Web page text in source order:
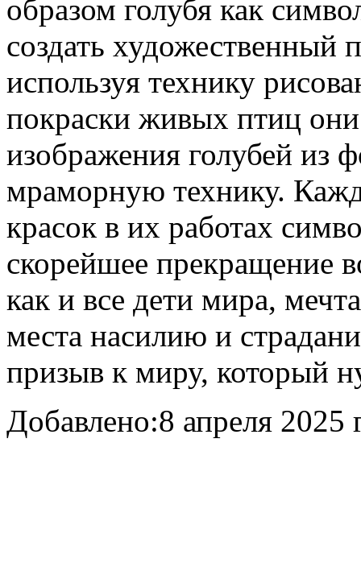
образом голубя как
создать художественный
используя технику
покраски живых птиц
изображения голубей из
мраморную технику.
красок в их работах
скорейшее
как и все дети мира,
места насилию и
призыв к миру, который
Добавлено:8 апреля 2025